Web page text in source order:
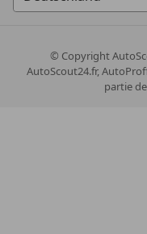
© Copyright
AutoScout24.fr,
partie